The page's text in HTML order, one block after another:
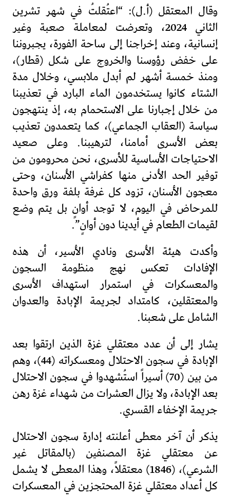
وقال المعتقل (أ.ل): “اعتُقلتُ في شهر تشرين
الثاني 2024، وتعرضت لمعاملة صعبة وغير
إنسانية، وعند إخراجنا إلى ساحة الفورة، يجبروننا
على خفض رؤوسنا والخروج على شكل (قطار)،
ومنذ خمسة أشهر لم أبدل ملابسي، وخلال مدة
الشتاء كانوا يستخدمون الماء البارد في تعذيبنا
من خلال إجبارنا على الاستحمام به، إذ ينتهجون
سياسة (العقاب الجماعي)، كما يتعمدون تعذيب
بعض الأسرى أمامنا، لترهيبنا. وعلى صعيد
الاحتياجات الأساسية للأسرى، نحن محرومون من
توفير الحد الأدنى منها كفراشي الأسنان، وحتى
معجون الأسنان، تزود كل غرفة بلفة ورق واحدة
للمرحاض في اليوم، لا توجد أوانٍ بل يتم وضع
لقيمات الطعام في أيدينا دون أوانٍ”.
وأكدت هيئة الأسرى ونادي الأسير، أن هذه
الإفادات تعكس نهج منظومة السجون
والمعسكرات في استمرار استهداف الأسرى
والمعتقلين، كامتداد لجريمة الإبادة والعدوان
الشامل على شعبنا.
يشار إلى أن عدد معتقلي غزة الذين ارتقوا بعد
الإبادة في سجون الاحتلال ومعسكراته (44)، وهم
من بين (70) أسيراً استُشهدوا في سجون الاحتلال
بعد الإبادة، ولا يزال العشرات من شهداء غزة رهن
جريمة الإخفاء القسري.
يذكر أن آخر معطى أعلنته إدارة سجون الاحتلال
عن معتقلي غزة المصنفين (بالمقاتل غير
الشرعي)، (1846) معتقلاً، وهذا المعطى لا يشمل
كل أعداد معتقلي غزة المحتجزين في المعسكرات